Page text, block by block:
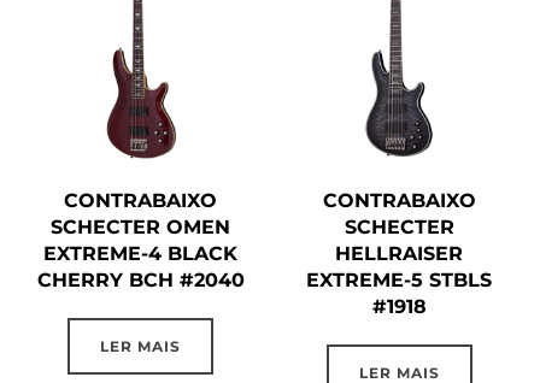
CONTRABAIXO
SCHECTER OMEN
EXTREME-4 BLACK
CHERRY BCH #2040
LER MAIS
CONTRABAIXO
SCHECTER
HELLRAISER
EXTREME-5 STBLS
#1918
LER MAIS